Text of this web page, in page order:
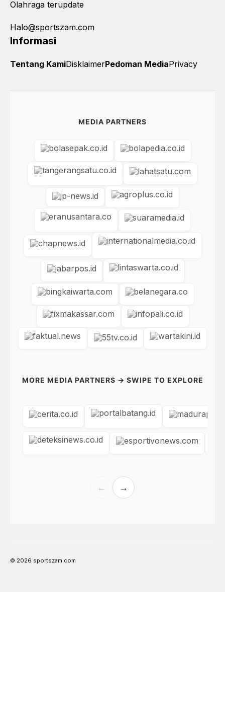
Olahraga terupdate
Halo@sportszam.com
Informasi
Tentang KamiDisklaimerPedoman MediaPrivacy
MEDIA PARTNERS
MORE MEDIA PARTNERS → SWIPE TO EXPLORE
← →
© 2026 sportszam.com